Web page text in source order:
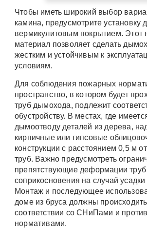
Чтобы иметь широкий выбор
камина, предусмотрите установку
вермикулитовым покрытием. Этот
материал позволяет сделать
жестким и устойчивым к
условиям.
Для соблюдения пожарных
пространство, в котором будет
труб дымохода, подлежит
обустройству. В местах, где
дымоотводу деталей из дерева,
кирпичные или гипсовые
конструкции с расстоянием 0,5 м
труб. Важно предусмотреть
препятствующие деформации труб
соприкосновения на случай усадки
Монтаж и последующее
доме из бруса должны
соответствии со СНиПами и
нормативами.